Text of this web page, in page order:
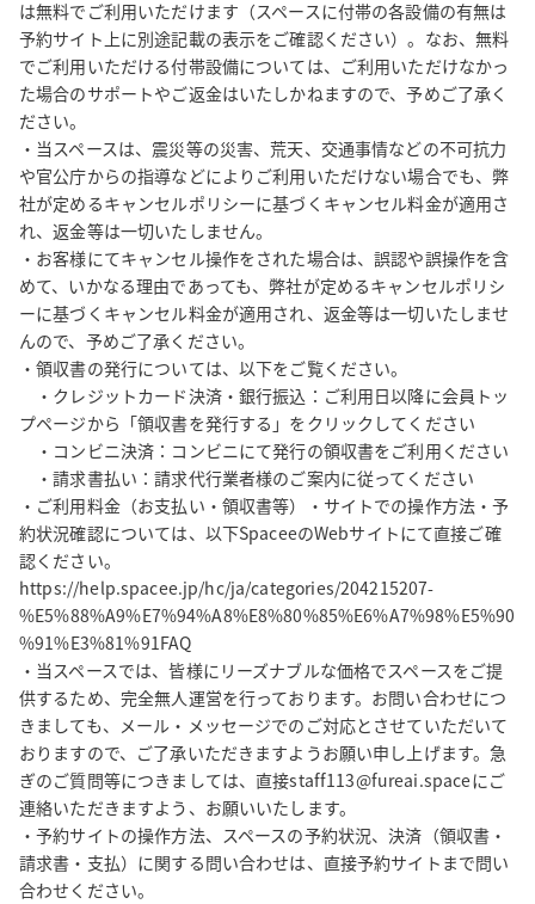
は無料でご利用いただけます（スペースに付帯の各設備の有無は
予約サイト上に別途記載の表示をご確認ください）。なお、無料
でご利用いただける付帯設備については、ご利用いただけなかっ
た場合のサポートやご返金はいたしかねますので、予めご了承く
ださい。
・当スペースは、震災等の災害、荒天、交通事情などの不可抗力
や官公庁からの指導などによりご利用いただけない場合でも、弊
社が定めるキャンセルポリシーに基づくキャンセル料金が適用さ
れ、返金等は一切いたしません。
・お客様にてキャンセル操作をされた場合は、誤認や誤操作を含
めて、いかなる理由であっても、弊社が定めるキャンセルポリシ
ーに基づくキャンセル料金が適用され、返金等は一切いたしませ
んので、予めご了承ください。
・領収書の発行については、以下をご覧ください。
・クレジットカード決済・銀行振込：ご利用日以降に会員トッ
プページから「領収書を発行する」をクリックしてください
・コンビニ決済：コンビニにて発行の領収書をご利用ください
・請求書払い：請求代行業者様のご案内に従ってください
・ご利用料金（お支払い・領収書等）・サイトでの操作方法・予
約状況確認については、以下SpaceeのWebサイトにて直接ご確
認ください。
https://help.spacee.jp/hc/ja/categories/204215207-
%E5%88%A9%E7%94%A8%E8%80%85%E6%A7%98%E5%90
%91%E3%81%91FAQ
・当スペースでは、皆様にリーズナブルな価格でスペースをご提
供するため、完全無人運営を行っております。お問い合わせにつ
きましても、メール・メッセージでのご対応とさせていただいて
おりますので、ご了承いただきますようお願い申し上げます。急
ぎのご質問等につきましては、直接staff113@fureai.spaceにご
連絡いただきますよう、お願いいたします。
・予約サイトの操作方法、スペースの予約状況、決済（領収書・
請求書・支払）に関する問い合わせは、直接予約サイトまで問い
合わせください。